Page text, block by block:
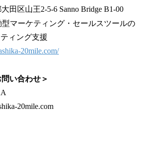
田区山王2-5-6 Sanno Bridge B1-00
マーケティング・セールスツールの
ィング支援
20mile.com/
い合わせ＞
20mile.com